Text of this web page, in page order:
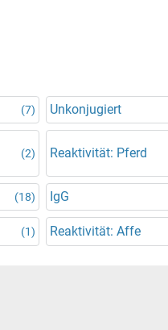
(7) Unkonjugiert
(2) Reaktivität: Pferd
(18) IgG
(1) Reaktivität: Affe